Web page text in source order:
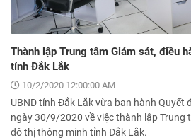
Thành lập Trung tâm Giám sát, điều
tỉnh Đắk Lắk
10/2/2020 12:00:00 AM
UBND tỉnh Đắk Lắk vừa ban hành Quyết
ngày 30/9/2020 về việc thành lập Trung
đô thị thông minh tỉnh Đắk Lắk.